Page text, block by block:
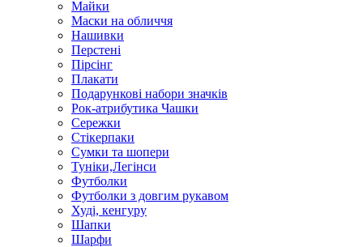
Майки
Маски на обличчя
Нашивки
Перстені
Пірсінг
Плакати
Подарункові набори значків
Рок-атрибутика Чашки
Сережки
Стікерпаки
Сумки та шопери
Туніки,Легінси
Футболки
Футболки з довгим рукавом
Худі, кенгуру
Шапки
Шарфи